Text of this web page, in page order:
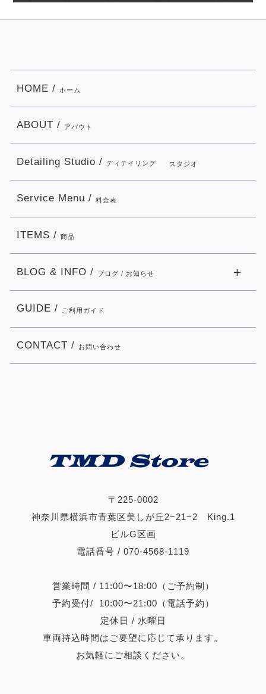
〒225-0002
神奈川県横浜市青葉区美しが丘2−21−2 King.1
ビルG区画
電話番号 / 070-4568-1119
営業時間 / 11:00〜18:00（ご予約制）
予約受付/ 10:00〜21:00（電話予約）
定休日 / 水曜日
車両持込時間はご要望に応じて承ります。
お気軽にご相談ください。
HOME / ホーム
ABOUT / アバウト
Detailing Studio / ディテイリング スタジオ
Service Menu / 料金表
ITEMS / 商品
BLOG & INFO / ブログ / お知らせ
GUIDE / ご利用ガイド
CONTACT / お問い合わせ